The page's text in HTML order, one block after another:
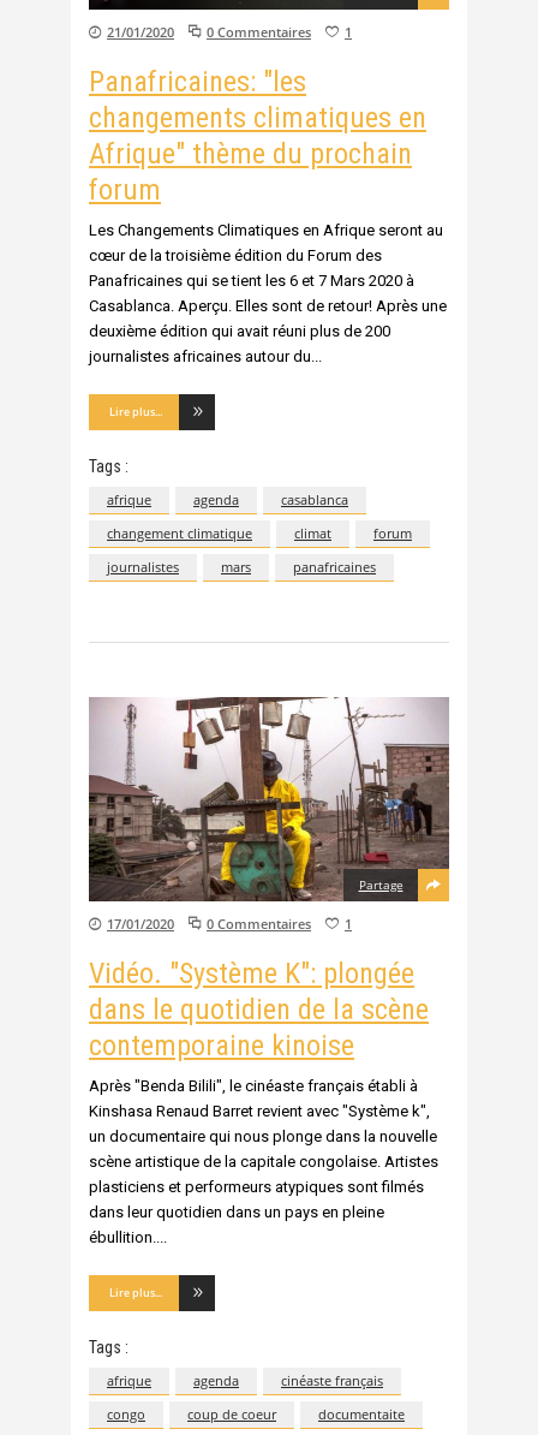
21/01/2020 0 Commentaires 1
Panafricaines: "les
changements climatiques en
Afrique" thème du prochain
forum
Les Changements Climatiques en Afrique seront au
cœur de la troisième édition du Forum des
Panafricaines qui se tient les 6 et 7 Mars 2020 à
Casablanca. Aperçu. Elles sont de retour! Après une
deuxième édition qui avait réuni plus de 200
journalistes africaines autour du
Lire plus...
Tags :
afrique agenda
casablanca
changement climatique
climat
forum
journalistes
mars panafricaines
Partage
17/01/2020 0 Commentaires 1
Vidéo. "Système K": plongée
dans le quotidien de la scène
contemporaine kinoise
Après "Benda Bilili", le cinéaste français établi à
Kinshasa Renaud Barret revient avec "Système k",
un documentaire qui nous plonge dans la nouvelle
scène artistique de la capitale congolaise. Artistes
plasticiens et performeurs atypiques sont filmés
dans leur quotidien dans un pays en pleine
ébullition.
Lire plus...
Tags :
afrique agenda
cinéaste français
congo
coup de coeur
documentaite